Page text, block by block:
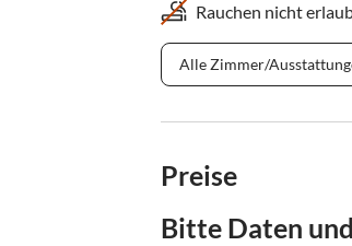
Rauchen nicht
Alle Zimmer/
Preise
Bitte Daten